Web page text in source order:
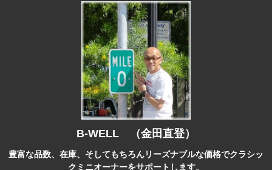
B-WELL （金田直登）
豊富な品数、在庫、そしてもちろんリーズナブルな価格でクラシッ
クミニオーナーをサポートします。